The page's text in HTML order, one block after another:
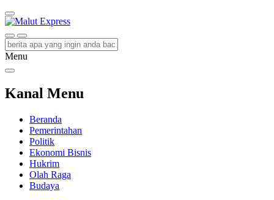
Malut Express
Berita Lebih Cepat
Menu
Kanal Menu
Beranda
Pemerintahan
Politik
Ekonomi Bisnis
Hukrim
Olah Raga
Budaya